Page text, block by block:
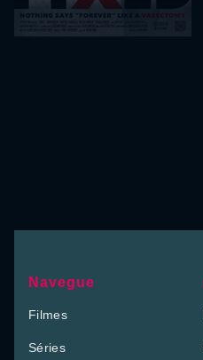
Navegue
Filmes
Séries